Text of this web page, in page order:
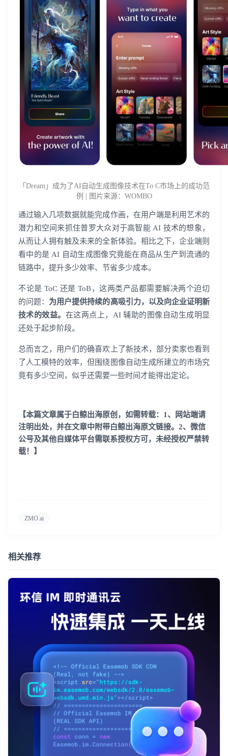
「Dream」成为了AI自动生成图像技术在To C市场上的成功范
例 | 图片来源：WOMBO
通过输入几项数据就能完成作画，在用户端是利用艺术的
潜力和空间来抓住普罗大众对于高智能 AI 技术的想象，
从而让人拥有触及未来的全新体验。相比之下，企业端则
看中的是 AI 自动生成图像究竟能在商品从生产到流通的
链路中，提升多少效率、节省多少成本。
不论是 ToC 还是 ToB，这两类产品都需要解决两个迫切
的问题： 为用户提供持续的高吸引力，以及向企业证明新
技术的效益。 在这两点上，AI 辅助的图像自动生成明显
还处于起步阶段。
总而言之，用户们的确喜欢上了新技术，部分卖家也看到
了人工模特的效率，但围绕图像自动生成所建立的市场究
竟有多少空间，似乎还需要一些时间才能得出定论。
【本篇文章属于白鲸出海原创，如需转载：1、网站端请
注明出处，并在文章中附带白鲸出海原文链接。2、微信
公号及其他自媒体平台需联系授权方可，未经授权严禁转
载！】
ZMO.ai
相关推荐